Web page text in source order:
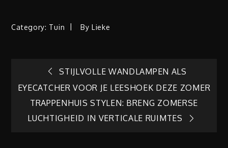
Category: Tuin ByLieke
Berichtnavigatie
STIJLVOLLE WANDLAMPEN ALS
EYECATCHER VOOR JE LEESHOEK DEZE ZOMER
TRAPPENHUIS STYLEN: BRENG ZOMERSE
LUCHTIGHEID IN VERTICALE RUIMTES